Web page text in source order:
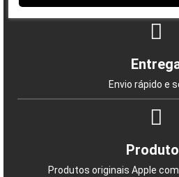
preços mais baixos em
seu e desfrute da melhor
Envio rápido e
Produtos originais Apple